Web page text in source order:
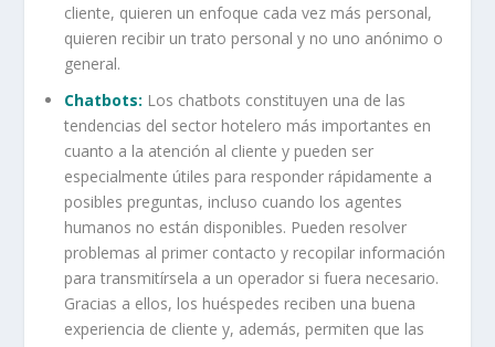
cliente, quieren un enfoque cada vez más personal,
quieren recibir un trato personal y no uno anónimo o
general.
Chatbots: Los chatbots constituyen una de las
tendencias del sector hotelero más importantes en
cuanto a la atención al cliente y pueden ser
especialmente útiles para responder rápidamente a
posibles preguntas, incluso cuando los agentes
humanos no están disponibles. Pueden resolver
problemas al primer contacto y recopilar información
para transmitírsela a un operador si fuera necesario.
Gracias a ellos, los huéspedes reciben una buena
experiencia de cliente y, además, permiten que las